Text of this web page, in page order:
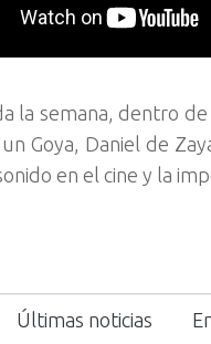
la semana, dentro de
Goya, Daniel de
en el cine y la
Últimas noticias